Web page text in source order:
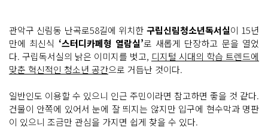
관악구 신림동 난곡로58길에 위치한 구립신림청소년독서실이 15년
만에 최신식 ‘스터디카페형 열람실’로 새롭게 단장하고 문을 열었
다. 구립독서실의 낡은 이미지를 벗고, 디지털 시대의 학습 트렌드에
맞춘 혁신적인 청소년 공간으로 거듭난 것이다.
일반인도 이용할 수 있으니 인근 주민이라면 참고하면 좋을 것 같다.
건물이 안쪽에 있어서 눈에 잘 띄지는 않지만 입구에 현수막과 명판
이 있으니 조금만 관심을 가지면 쉽게 찾을 수 있다.